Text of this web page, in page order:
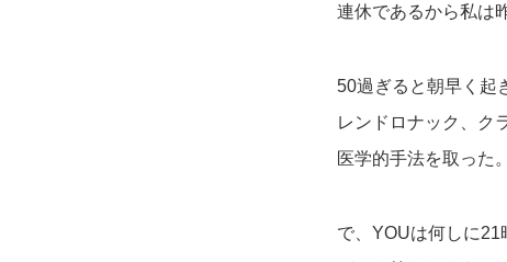
連休であるから私は
50過ぎると朝早く起
レンドロナック、ク
医学的手法を取った。
で、YOUは何しに